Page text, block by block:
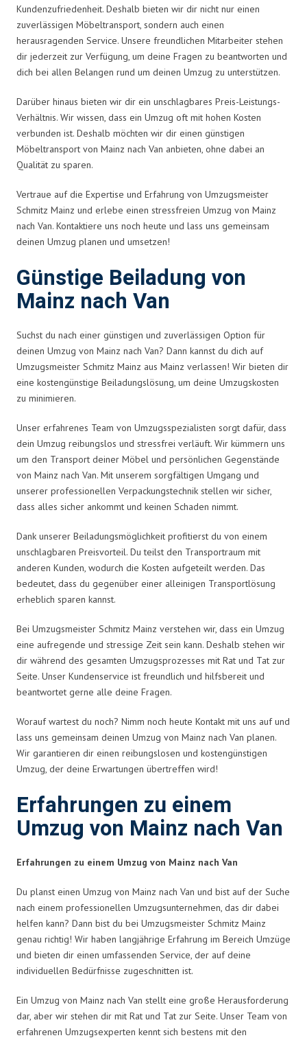
Kundenzufriedenheit. Deshalb bieten wir dir nicht nur einen
zuverlässigen Möbeltransport, sondern auch einen
herausragenden Service. Unsere freundlichen Mitarbeiter stehen
dir jederzeit zur Verfügung, um deine Fragen zu beantworten und
dich bei allen Belangen rund um deinen Umzug zu unterstützen.
Darüber hinaus bieten wir dir ein unschlagbares Preis-Leistungs-
Verhältnis. Wir wissen, dass ein Umzug oft mit hohen Kosten
verbunden ist. Deshalb möchten wir dir einen günstigen
Möbeltransport von Mainz nach Van anbieten, ohne dabei an
Qualität zu sparen.
Vertraue auf die Expertise und Erfahrung von Umzugsmeister
Schmitz Mainz und erlebe einen stressfreien Umzug von Mainz
nach Van. Kontaktiere uns noch heute und lass uns gemeinsam
deinen Umzug planen und umsetzen!
Günstige Beiladung von
Mainz nach Van
Suchst du nach einer günstigen und zuverlässigen Option für
deinen Umzug von Mainz nach Van? Dann kannst du dich auf
Umzugsmeister Schmitz Mainz aus Mainz verlassen! Wir bieten dir
eine kostengünstige Beiladungslösung, um deine Umzugskosten
zu minimieren.
Unser erfahrenes Team von Umzugsspezialisten sorgt dafür, dass
dein Umzug reibungslos und stressfrei verläuft. Wir kümmern uns
um den Transport deiner Möbel und persönlichen Gegenstände
von Mainz nach Van. Mit unserem sorgfältigen Umgang und
unserer professionellen Verpackungstechnik stellen wir sicher,
dass alles sicher ankommt und keinen Schaden nimmt.
Dank unserer Beiladungsmöglichkeit profitierst du von einem
unschlagbaren Preisvorteil. Du teilst den Transportraum mit
anderen Kunden, wodurch die Kosten aufgeteilt werden. Das
bedeutet, dass du gegenüber einer alleinigen Transportlösung
erheblich sparen kannst.
Bei Umzugsmeister Schmitz Mainz verstehen wir, dass ein Umzug
eine aufregende und stressige Zeit sein kann. Deshalb stehen wir
dir während des gesamten Umzugsprozesses mit Rat und Tat zur
Seite. Unser Kundenservice ist freundlich und hilfsbereit und
beantwortet gerne alle deine Fragen.
Worauf wartest du noch? Nimm noch heute Kontakt mit uns auf und
lass uns gemeinsam deinen Umzug von Mainz nach Van planen.
Wir garantieren dir einen reibungslosen und kostengünstigen
Umzug, der deine Erwartungen übertreffen wird!
Erfahrungen zu einem
Umzug von Mainz nach Van
Erfahrungen zu einem Umzug von Mainz nach Van
Du planst einen Umzug von Mainz nach Van und bist auf der Suche
nach einem professionellen Umzugsunternehmen, das dir dabei
helfen kann? Dann bist du bei Umzugsmeister Schmitz Mainz
genau richtig! Wir haben langjährige Erfahrung im Bereich Umzüge
und bieten dir einen umfassenden Service, der auf deine
individuellen Bedürfnisse zugeschnitten ist.
Ein Umzug von Mainz nach Van stellt eine große Herausforderung
dar, aber wir stehen dir mit Rat und Tat zur Seite. Unser Team von
erfahrenen Umzugsexperten kennt sich bestens mit den